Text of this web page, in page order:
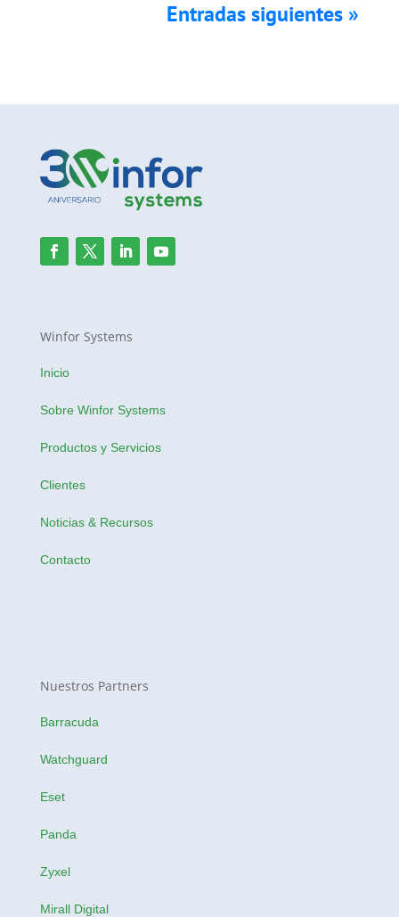
Entradas siguientes »
Winfor Systems
Inicio
Sobre Winfor Systems
Productos y Servicios
Clientes
Noticias & Recursos
Contacto
Nuestros Partners
Barracuda
Watchguard
Eset
Panda
Zyxel
Mirall Digital